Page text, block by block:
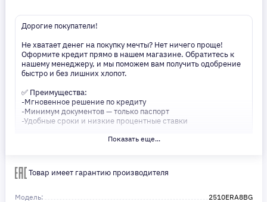
Дорогие покупатели!
Не хватает денег на покупку мечты? Нет ничего проще!
Оформите кредит прямо в нашем магазине. Обратитесь к
нашему менеджеру, и мы поможем вам получить одобрение
быстро и без лишних хлопот.
✅ Преимущества:
-Мгновенное решение по кредиту
-Минимум документов — только паспорт
-Удобные сроки и низкие процентные ставки
Не откладывайте свои желания на потом! Получите то, что
Показать еще...
Товар имеет гарантию производителя
Модель: 2510ERA8BG